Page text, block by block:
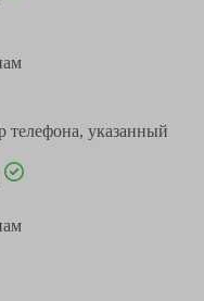
телефона, указанный